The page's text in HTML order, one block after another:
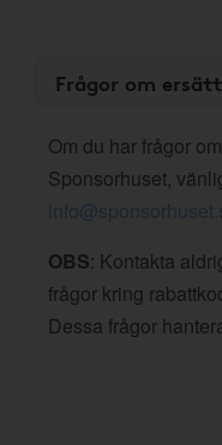
Frågor om
Om du har frågor
Sponsorhuset,
OBS: Kontakta
frågor kring
Dessa frågor